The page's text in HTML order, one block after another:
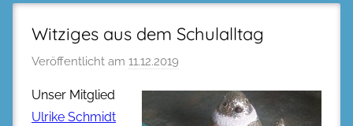
Witziges aus dem Schulalltag
Veröffentlicht am 11.12.2019
Unser Mitglied
Ulrike Schmidt